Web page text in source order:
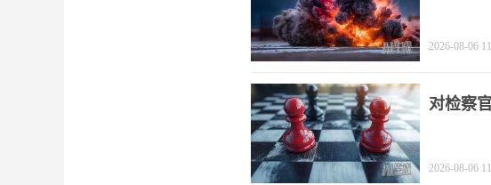
2026-08-06
对检察
2026-08-06